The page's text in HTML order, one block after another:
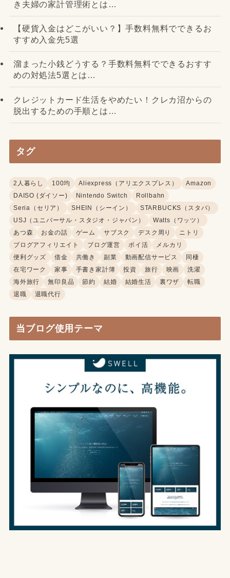
き夫婦の家計管理術とは…
【硬貨入金はどこがいい？】手数料無料でできるお
すすめ入金先5選
溜まった小銭どうする？手数料無料でできるおすす
めの対処法5選とは…
クレジットカード生活をやめたい！クレカ沼からの
脱出するための手順とは…
タグ
2人暮らし 100均 Aliexpress（アリエクスプレス）
Amazon
DAISO (ダイソー)
Nintendo Switch
Rollbahn
Seria（セリア）
SHEIN（シーイン）
STARBUCKS（スタバ）
USJ（ユニバーサル・スタジオ・ジャパン）
Watts（ワッツ）
あつ森
お金の話 ゲーム サブスク デスク周り
ニトリ
ブログアフィリエイト
ブログ運営 ポイ活
メルカリ
便利グッズ
借金 共働き 副業 動画配信サービス
同棲
在宅ワーク
家事 手書き家計簿 投資 旅行 映画
洗濯
海外旅行
無印良品 節約 結婚 結婚生活 裏ワザ
転職
退職
退職代行
当ブログ使用テーマ